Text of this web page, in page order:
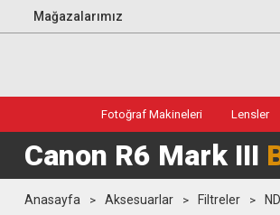
Mağazalarımız
Fotoğraf Makineleri Lensler
Canon R6 Mark III
Anasayfa Aksesuarlar Filtreler